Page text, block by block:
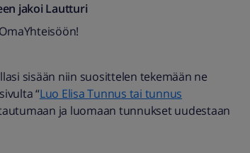
jakoi Lautturi
sisään niin suosittelen tekemään ne
“Luo Elisa Tunnus tai tunnus
ja luomaan tunnukset uudestaan